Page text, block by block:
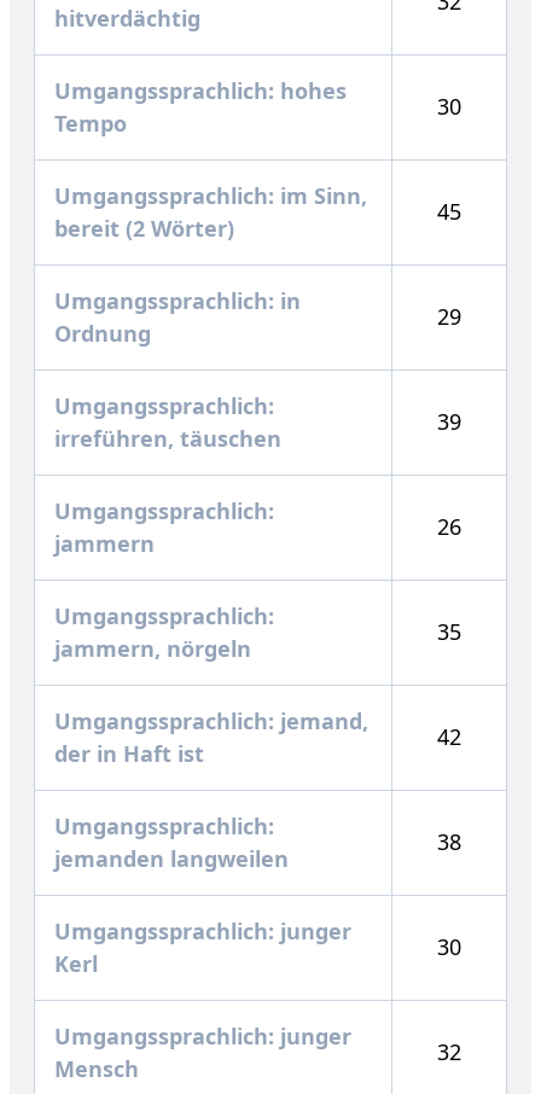
hitverdächtig
Umgangssprachlich: hohes
Tempo
30
Umgangssprachlich: im Sinn,
bereit (2 Wörter)
45
Umgangssprachlich: in
Ordnung
29
Umgangssprachlich:
irreführen, täuschen
39
Umgangssprachlich:
jammern
26
Umgangssprachlich:
jammern, nörgeln
35
Umgangssprachlich: jemand,
der in Haft ist
42
Umgangssprachlich:
jemanden langweilen
38
Umgangssprachlich: junger
Kerl
30
Umgangssprachlich: junger
Mensch
32